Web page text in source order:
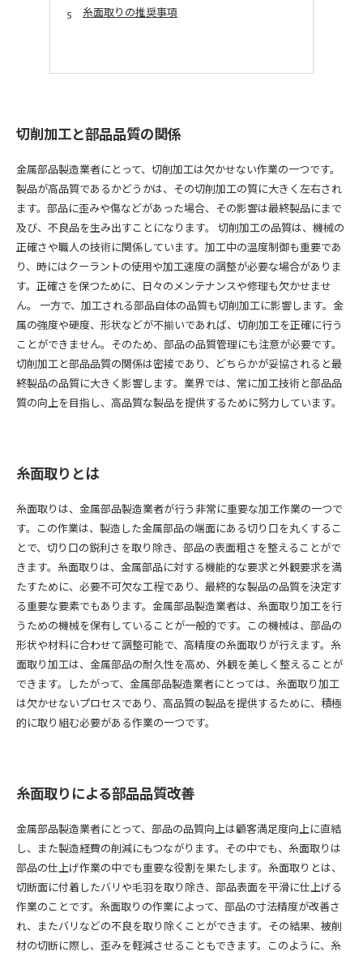
糸面取りの推奨事項
切削加工と部品品質の関係
金属部品製造業者にとって、切削加工は欠かせない作業の一つです。
製品が高品質であるかどうかは、その切削加工の質に大きく左右され
ます。部品に歪みや傷などがあった場合、その影響は最終製品にまで
及び、不良品を生み出すことになります。 切削加工の品質は、機械の
正確さや職人の技術に関係しています。加工中の温度制御も重要であ
り、時にはクーラントの使用や加工速度の調整が必要な場合がありま
す。正確さを保つために、日々のメンテナンスや修理も欠かせませ
ん。 一方で、加工される部品自体の品質も切削加工に影響します。金
属の強度や硬度、形状などが不揃いであれば、切削加工を正確に行う
ことができません。そのため、部品の品質管理にも注意が必要です。
切削加工と部品品質の関係は密接であり、どちらかが妥協されると最
終製品の品質に大きく影響します。業界では、常に加工技術と部品品
質の向上を目指し、高品質な製品を提供するために努力しています。
糸面取りとは
糸面取りは、金属部品製造業者が行う非常に重要な加工作業の一つで
す。この作業は、製造した金属部品の端面にある切り口を丸くするこ
とで、切り口の鋭利さを取り除き、部品の表面粗さを整えることがで
きます。糸面取りは、金属部品に対する機能的な要求と外観要求を満
たすために、必要不可欠な工程であり、最終的な製品の品質を決定す
る重要な要素でもあります。金属部品製造業者は、糸面取り加工を行
うための機械を保有していることが一般的です。この機械は、部品の
形状や材料に合わせて調整可能で、高精度の糸面取りが行えます。糸
面取り加工は、金属部品の耐久性を高め、外観を美しく整えることが
できます。したがって、金属部品製造業者にとっては、糸面取り加工
は欠かせないプロセスであり、高品質の製品を提供するために、積極
的に取り組む必要がある作業の一つです。
糸面取りによる部品品質改善
金属部品製造業者にとって、部品の品質向上は顧客満足度向上に直結
し、また製造経費の削減にもつながります。その中でも、糸面取りは
部品の仕上げ作業の中でも重要な役割を果たします。糸面取りとは、
切断面に付着したバリや毛羽を取り除き、部品表面を平滑に仕上げる
作業のことです。糸面取りの作業によって、部品の寸法精度が改善さ
れ、またバリなどの不良を取り除くことができます。その結果、被削
材の切断に際し、歪みを軽減させることもできます。このように、糸